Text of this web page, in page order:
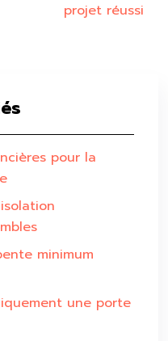
projet réussi
pour la
minimum
une porte